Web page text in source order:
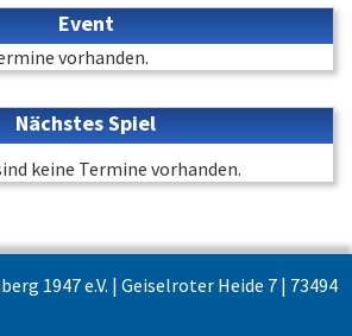
Event
vorhanden.
Nächstes Spiel
keine Termine vorhanden.
1947 e.V. | Geiselroter Heide 7 | 73494